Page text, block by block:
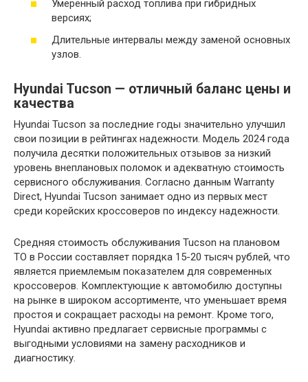
Умеренный расход топлива при гибридных
версиях;
Длительные интервалы между заменой основных
узлов.
Hyundai Tucson — отличный баланс цены и
качества
Hyundai Tucson за последние годы значительно улучшил
свои позиции в рейтингах надежности. Модель 2024 года
получила десятки положительных отзывов за низкий
уровень внеплановых поломок и адекватную стоимость
сервисного обслуживания. Согласно данным Warranty
Direct, Hyundai Tucson занимает одно из первых мест
среди корейских кроссоверов по индексу надежности.
Средняя стоимость обслуживания Tucson на плановом
ТО в России составляет порядка 15-20 тысяч рублей, что
является приемлемым показателем для современных
кроссоверов. Комплектующие к автомобилю доступны
на рынке в широком ассортименте, что уменьшает время
простоя и сокращает расходы на ремонт. Кроме того,
Hyundai активно предлагает сервисные программы с
выгодными условиями на замену расходников и
диагностику.